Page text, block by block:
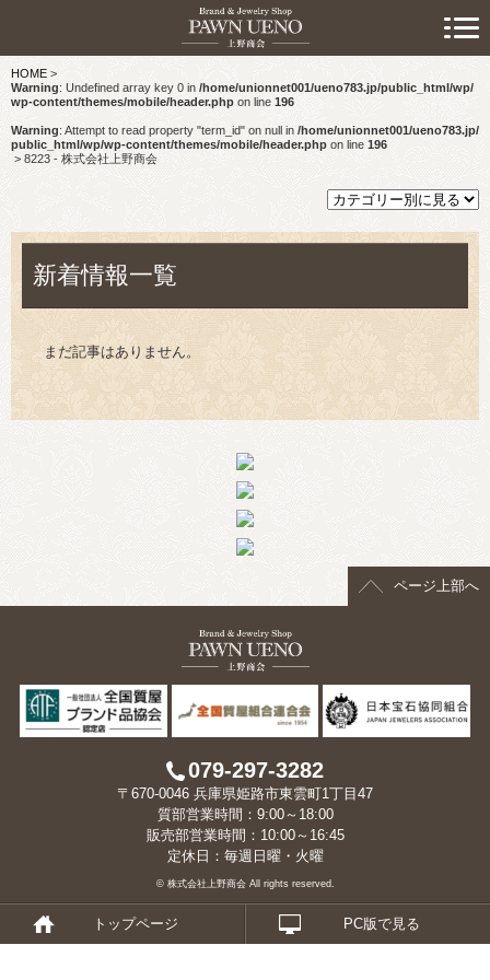
HOME >
Warning: Undefined array key 0 in /home/unionnet001/ueno783.jp/public_html/wp/
wp-content/themes/mobile/header.php on line 196
Warning: Attempt to read property "term_id" on null in /home/unionnet001/ueno783.jp/
public_html/wp/wp-content/themes/mobile/header.phpon line196
> 8223 - 株式会社上野商会
新着情報一覧
まだ記事はありません。
ページ上部へ
079-297-3282
〒670-0046 兵庫県姫路市東雲町1丁目47
質部営業時間：9:00～18:00
販売部営業時間：10:00～16:45
定休日：毎週日曜・火曜
© 株式会社上野商会 All rights reserved.
トップページ PC版で見る
> 初めての方へ
> 預けたい方
> 売りたい方
> 買いたい方
> 取り扱い品目
> スタッフおすすめ情報
> お知らせ
> キャンペーン情報
> 会社概要
> アクセス
> よくあるご質問
> ホーム
> 古物営業法に基づく表示
> プライバシーポリシー
> お問い合わせ